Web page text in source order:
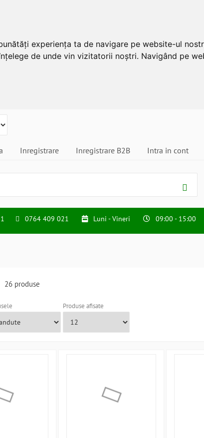
experiența ta de navigare pe website-ul
de unde vin vizitatorii noștri. Navigând pe
Inregistrare Inregistrare B2B Intra in cont
0764 409 021 Luni - Vineri 09:00 - 15:00
26 produse
Produse afisate